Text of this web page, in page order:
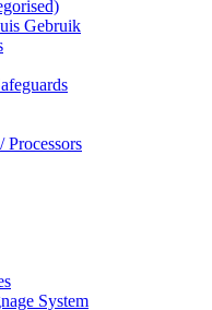
Gebruik
Processors
System